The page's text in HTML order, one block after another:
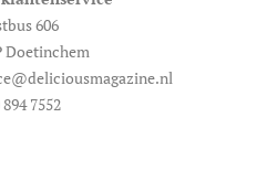
606
Doetinchem
7552